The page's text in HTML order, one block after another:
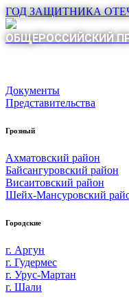
ГОД ЗАЩИТНИКА
ОБЩЕРОССИЙСКИЙ
Документы
Представительства
Грозный
Ахматовский район
Байсангуровский район
Висаитовский район
Шейх-Мансуровский
Городские
г. Аргун
г. Гудермес
г. Урус-Мартан
г. Шали